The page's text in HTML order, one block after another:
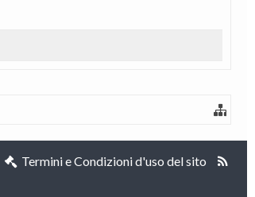
Termini e Condizioni d'uso del sito